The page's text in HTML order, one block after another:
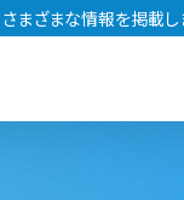
ざまな情報を掲載し